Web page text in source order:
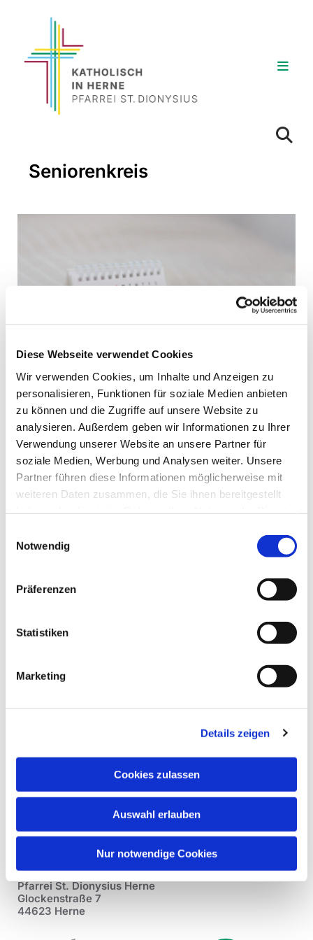
Diese Webseite verwendet Cookies
Wir verwenden Cookies, um Inhalte und Anzeigen zu
personalisieren, Funktionen für soziale Medien anbieten
zu können und die Zugriffe auf unsere Website zu
analysieren. Außerdem geben wir Informationen zu Ihrer
Verwendung unserer Website an unsere Partner für
soziale Medien, Werbung und Analysen weiter. Unsere
Partner führen diese Informationen möglicherweise mit
weiteren Daten zusammen, die Sie ihnen bereitgestellt
Notwendig
Präferenzen
Statistiken
Marketing
Details zeigen
Cookies zulassen
Auswahl erlauben
Nur notwendige Cookies
Seniorenkreis
Montag, 15. Dezember 2025,
14:00 Uhr
Gemeindezentrum Herz Jesu,
Düngelstr. 34, 44623 Herne
Pfarrei St. Dionysius Herne
Glockenstraße 7
44623 Herne